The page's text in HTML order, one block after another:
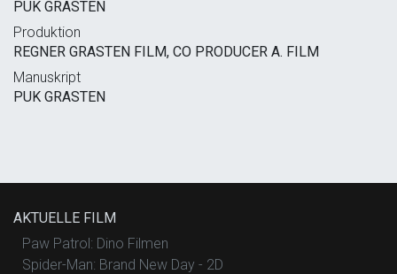
PUK GRASTEN
Produktion
REGNER GRASTEN FILM, CO PRODUCER A. FILM
Manuskript
PUK GRASTEN
AKTUELLE FILM
Paw Patrol: Dino Filmen
Spider-Man: Brand New Day - 2D